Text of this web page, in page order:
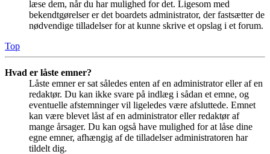
læse dem, når du har mulighed for det. Ligesom med
bekendtgørelser er det boardets administrator, der fastsætter de
nødvendige tilladelser for at kunne skrive et opslag i et forum.
Top
Hvad er låste emner?
Låste emner er sat således enten af en administrator eller af en
redaktør. Du kan ikke svare på indlæg i sådan et emne, og
eventuelle afstemninger vil ligeledes være afsluttede. Emnet
kan være blevet låst af en administrator eller redaktør af
mange årsager. Du kan også have mulighed for at låse dine
egne emner, afhængig af de tilladelser administratoren har
tildelt dig.